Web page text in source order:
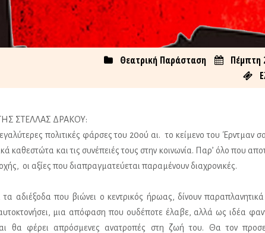
Θεατρική Παράσταση Πέμπτη
ΣΤΕΛΛΑΣ ΔΡΑΚΟΥ:
πολιτικές φάρσες του 20ού αι. το κείμενο του Έρντμαν
καθεστώτα και τις συνέπειές τους στην κοινωνία. Παρ’ όλο που
οι αξίες που διαπραγματεύεται παραμένουν διαχρονικές.
τα αδιέξοδα που βιώνει ο κεντρικός ήρωας, δίνουν
μια απόφαση που ουδέποτε έλαβε, αλλά ως ιδέα
θα φέρει απρόσμενες ανατροπές στη ζωή του. Θα τον